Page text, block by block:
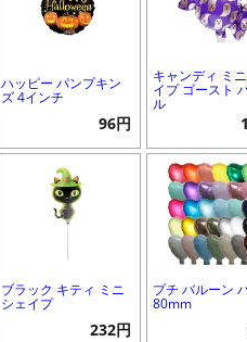
ハッピー パンプキン
ズ 4インチ
96円
キャンディ ミ
イプ ゴースト
ル
ブラック キティ ミニ
シェイプ
232円
プチ バルーン
80mm